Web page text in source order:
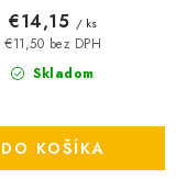
Skladom
€11,50 bez DPH
€14,15 / ks
DO KOŠÍKA